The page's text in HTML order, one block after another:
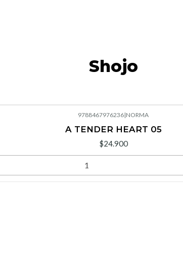
Shojo
9788467976236|NORMA
A TENDER HEART 05
$24.900